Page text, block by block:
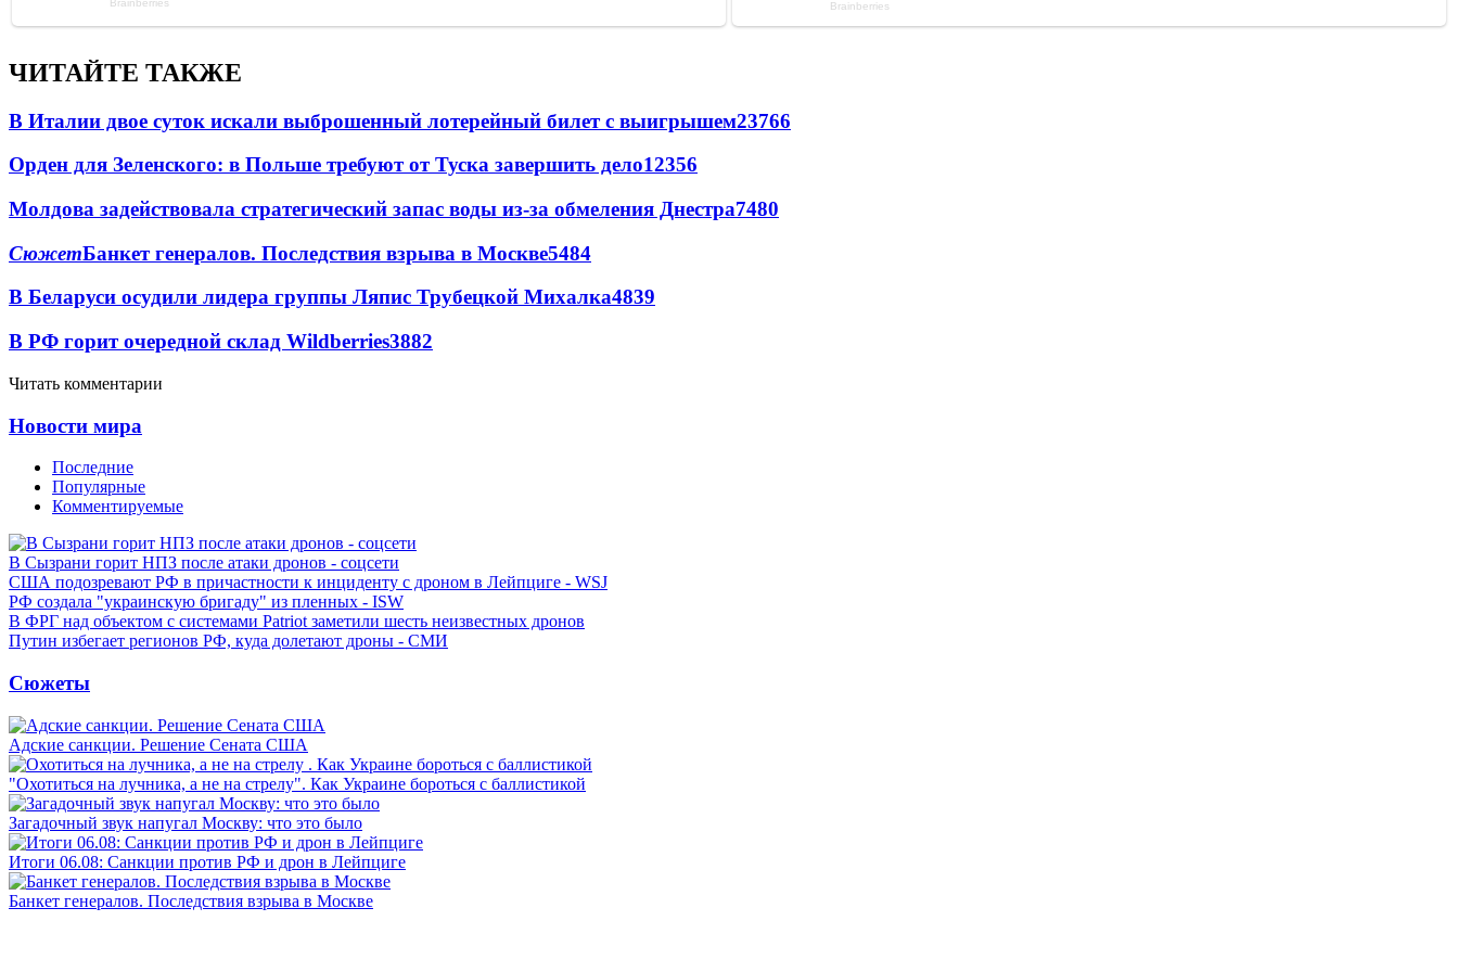
ЧИТАЙТЕ ТАКЖЕ
В Италии двое суток искали выброшенный лотерейный билет с выигрышем23766
Орден для Зеленского: в Польше требуют от Туска завершить дело12356
Молдова задействовала стратегический запас воды из-за обмеления Днестра7480
СюжетБанкет генералов. Последствия взрыва в Москве5484
В Беларуси осудили лидера группы Ляпис Трубецкой Михалка4839
В РФ горит очередной склад Wildberries3882
Читать комментарии
Новости мира
Последние
Популярные
Комментируемые
В Сызрани горит НПЗ после атаки дронов - соцсети
США подозревают РФ в причастности к инциденту с дроном в Лейпциге - WSJ
РФ создала "украинскую бригаду" из пленных - ISW
В ФРГ над объектом с системами Patriot заметили шесть неизвестных дронов
Путин избегает регионов РФ, куда долетают дроны - СМИ
Сюжеты
Адские санкции. Решение Сената США
"Охотиться на лучника, а не на стрелу". Как Украине бороться с баллистикой
Загадочный звук напугал Москву: что это было
Итоги 06.08: Санкции против РФ и дрон в Лейпциге
Банкет генералов. Последствия взрыва в Москве